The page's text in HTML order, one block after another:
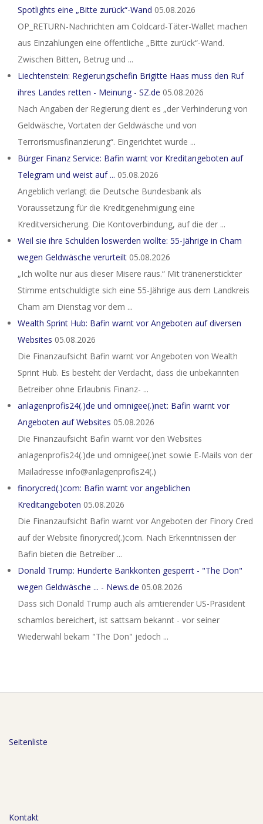
Spotlights eine „Bitte zurück“-Wand 05.08.2026
OP_RETURN-Nachrichten am Coldcard-Täter-Wallet machen
aus Einzahlungen eine öffentliche „Bitte zurück“-Wand.
Zwischen Bitten, Betrug und ...
Liechtenstein: Regierungschefin Brigitte Haas muss den Ruf
ihres Landes retten - Meinung - SZ.de 05.08.2026
Nach Angaben der Regierung dient es „der Verhinderung von
Geldwäsche, Vortaten der Geldwäsche und von
Terrorismusfinanzierung“. Eingerichtet wurde ...
Bürger Finanz Service: Bafin warnt vor Kreditangeboten auf
Telegram und weist auf ... 05.08.2026
Angeblich verlangt die Deutsche Bundesbank als
Voraussetzung für die Kreditgenehmigung eine
Kreditversicherung. Die Kontoverbindung, auf die der ...
Weil sie ihre Schulden loswerden wollte: 55-Jährige in Cham
wegen Geldwäsche verurteilt 05.08.2026
„Ich wollte nur aus dieser Misere raus.“ Mit tränenerstickter
Stimme entschuldigte sich eine 55-Jährige aus dem Landkreis
Cham am Dienstag vor dem ...
Wealth Sprint Hub: Bafin warnt vor Angeboten auf diversen
Websites 05.08.2026
Die Finanzaufsicht Bafin warnt vor Angeboten von Wealth
Sprint Hub. Es besteht der Verdacht, dass die unbekannten
Betreiber ohne Erlaubnis Finanz- ...
anlagenprofis24(.)de und omnigee(.)net: Bafin warnt vor
Angeboten auf Websites 05.08.2026
Die Finanzaufsicht Bafin warnt vor den Websites
anlagenprofis24(.)de und omnigee(.)net sowie E-Mails von der
Mailadresse info@anlagenprofis24(.)
finorycred(.)com: Bafin warnt vor angeblichen
Kreditangeboten 05.08.2026
Die Finanzaufsicht Bafin warnt vor Angeboten der Finory Cred
auf der Website finorycred(.)com. Nach Erkenntnissen der
Bafin bieten die Betreiber ...
Donald Trump: Hunderte Bankkonten gesperrt - "The Don"
wegen Geldwäsche ... - News.de 05.08.2026
Dass sich Donald Trump auch als amtierender US-Präsident
schamlos bereichert, ist sattsam bekannt - vor seiner
Wiederwahl bekam "The Don" jedoch ...
Seitenliste
Kontakt